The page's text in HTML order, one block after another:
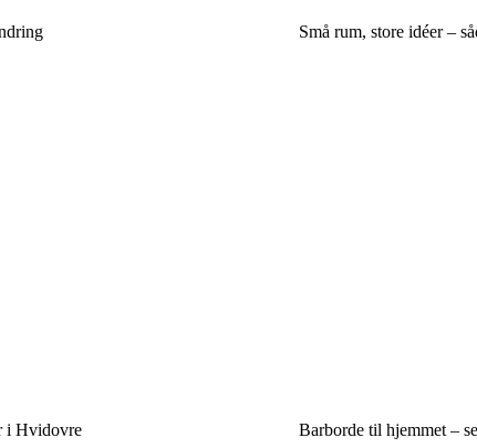
Små rum, store idéer –
i Hvidovre Barborde til hjemmet –